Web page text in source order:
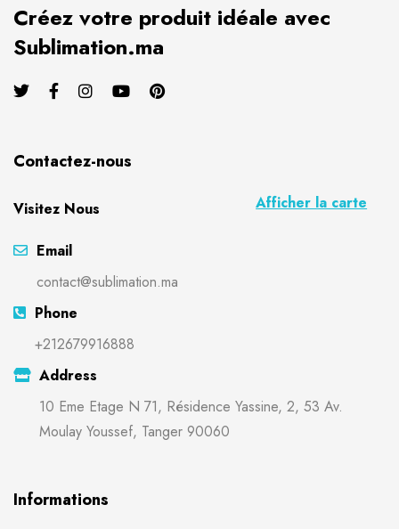
Créez votre produit idéale avec
Sublimation.ma
Contactez-nous
Visitez Nous Afficher la carte
Email
contact@sublimation.ma
Phone
+212679916888
Address
10 Eme Etage N 71, Résidence Yassine, 2, 53 Av.
Moulay Youssef, Tanger 90060
Informations